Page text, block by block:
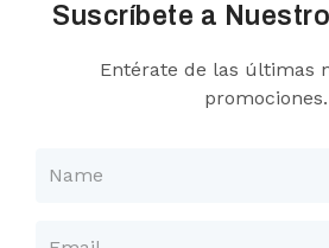
Suscríbete a
Entérate de las últimas
promociones.